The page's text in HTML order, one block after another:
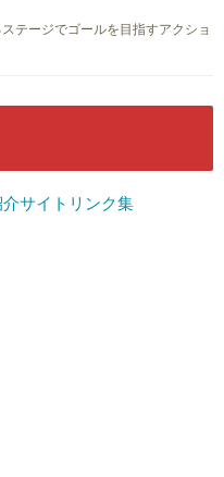
テージでゴールを目指すアクショ
サイトリンク集